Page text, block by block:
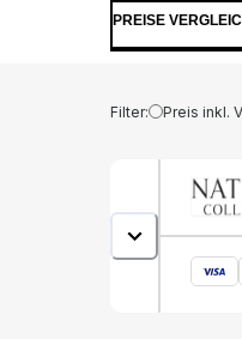
PREISE
Filter: Preis inkl.